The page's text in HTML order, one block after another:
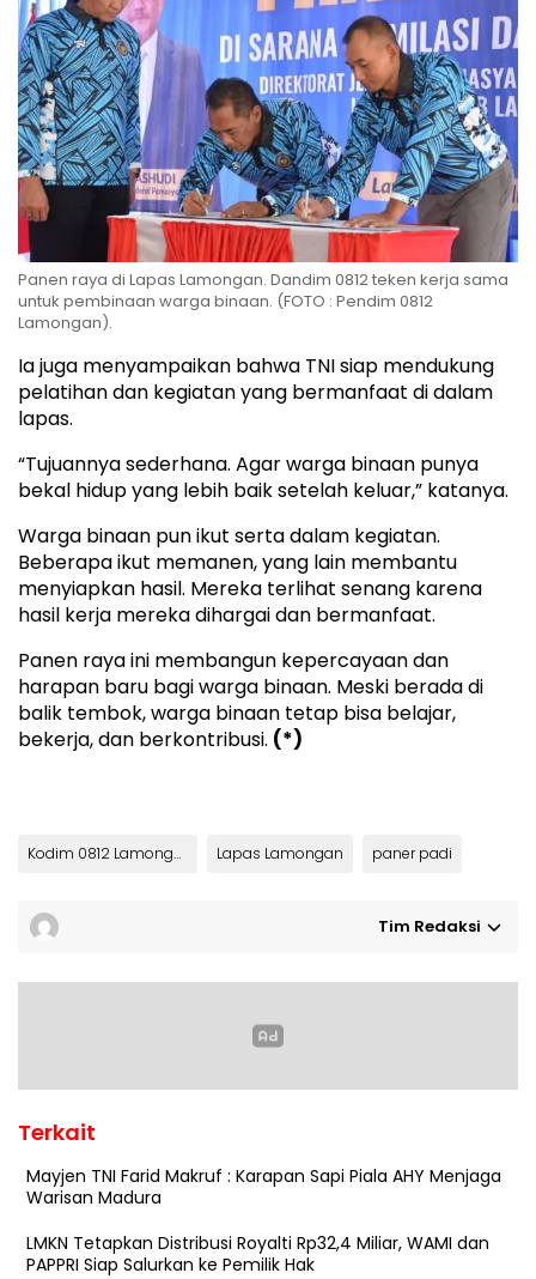
Panen raya di Lapas Lamongan. Dandim 0812 teken kerja sama
untuk pembinaan warga binaan. (FOTO : Pendim 0812
Lamongan).
Ia juga menyampaikan bahwa TNI siap mendukung
pelatihan dan kegiatan yang bermanfaat di dalam
lapas.
“Tujuannya sederhana. Agar warga binaan punya
bekal hidup yang lebih baik setelah keluar,” katanya.
Warga binaan pun ikut serta dalam kegiatan.
Beberapa ikut memanen, yang lain membantu
menyiapkan hasil. Mereka terlihat senang karena
hasil kerja mereka dihargai dan bermanfaat.
Panen raya ini membangun kepercayaan dan
harapan baru bagi warga binaan. Meski berada di
balik tembok, warga binaan tetap bisa belajar,
bekerja, dan berkontribusi. (*)
Kodim 0812 Lamongan Lapas Lamongan paner padi
Tim Redaksi
Terkait
Mayjen TNI Farid Makruf : Karapan Sapi Piala AHY Menjaga
Warisan Madura
LMKN Tetapkan Distribusi Royalti Rp32,4 Miliar, WAMI dan
PAPPRI Siap Salurkan ke Pemilik Hak